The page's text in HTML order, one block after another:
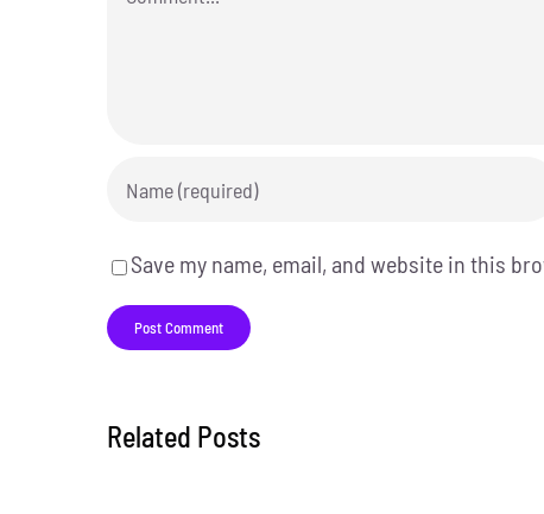
Save my name, email, and website in this
Related Posts